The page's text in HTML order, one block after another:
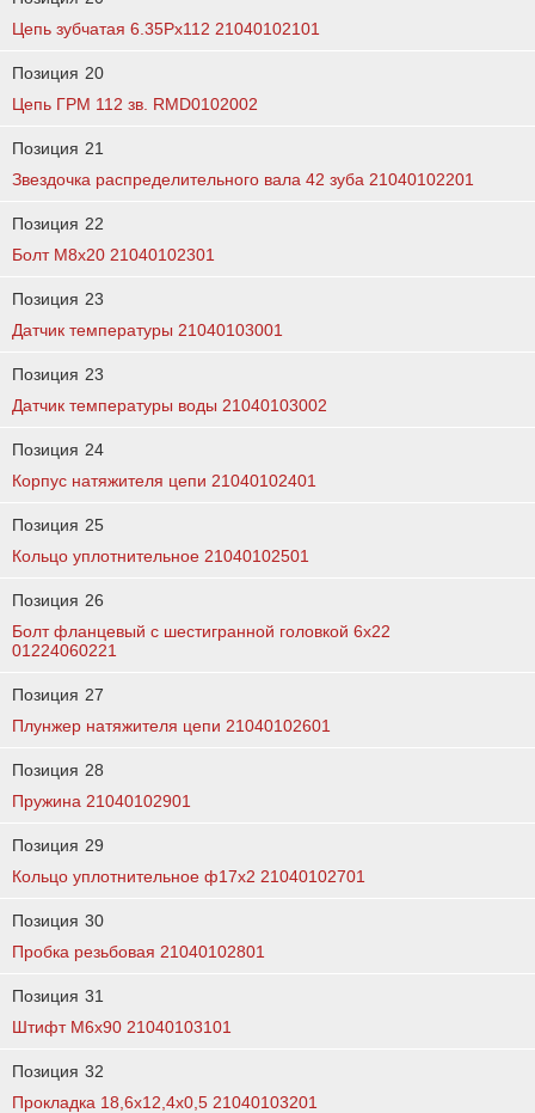
Цепь зубчатая 6.35Px112 21040102101
Позиция 20
Цепь ГРМ 112 зв. RMD0102002
Позиция 21
Звездочка распределительного вала 42 зуба 21040102201
Позиция 22
Болт М8х20 21040102301
Позиция 23
Датчик температуры 21040103001
Позиция 23
Датчик температуры воды 21040103002
Позиция 24
Корпус натяжителя цепи 21040102401
Позиция 25
Кольцо уплотнительное 21040102501
Позиция 26
Болт фланцевый с шестигранной головкой 6x22
01224060221
Позиция 27
Плунжер натяжителя цепи 21040102601
Позиция 28
Пружина 21040102901
Позиция 29
Кольцо уплотнительное ф17х2 21040102701
Позиция 30
Пробка резьбовая 21040102801
Позиция 31
Штифт М6х90 21040103101
Позиция 32
Прокладка 18,6х12,4х0,5 21040103201